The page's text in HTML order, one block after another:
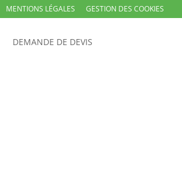
MENTIONS LÉGALES GESTION DES COOKIES
DEMANDE DE DEVIS